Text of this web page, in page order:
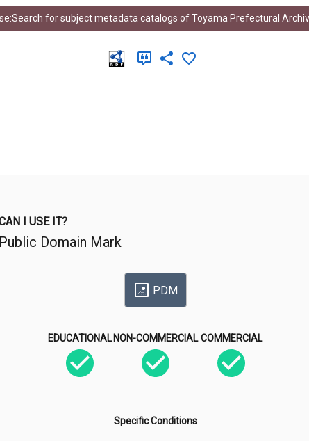
for subject metadata catalogs of Toyama Prefectural
I USE IT?
Public Domain Mark
PDM
EDUCATIONAL NON-COMMERCIAL COMMERCIAL
Specific Conditions